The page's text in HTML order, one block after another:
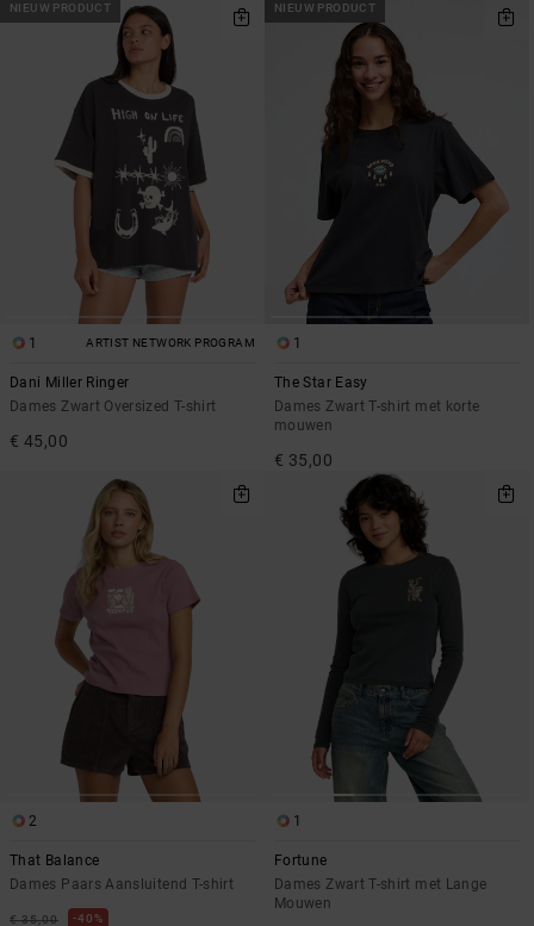
NIEUW PRODUCT
1 ARTIST NETWORK PROGRAM
Dani Miller Ringer
Dames Zwart Oversized T-shirt
€ 45,00
NIEUW PRODUCT
1
The Star Easy
Dames Zwart T-shirt met korte
mouwen
€ 35,00
2
That Balance
Dames Paars Aansluitend T-shirt
€ 35,00 40%
1
Fortune
Dames Zwart T-shirt met Lange
Mouwen